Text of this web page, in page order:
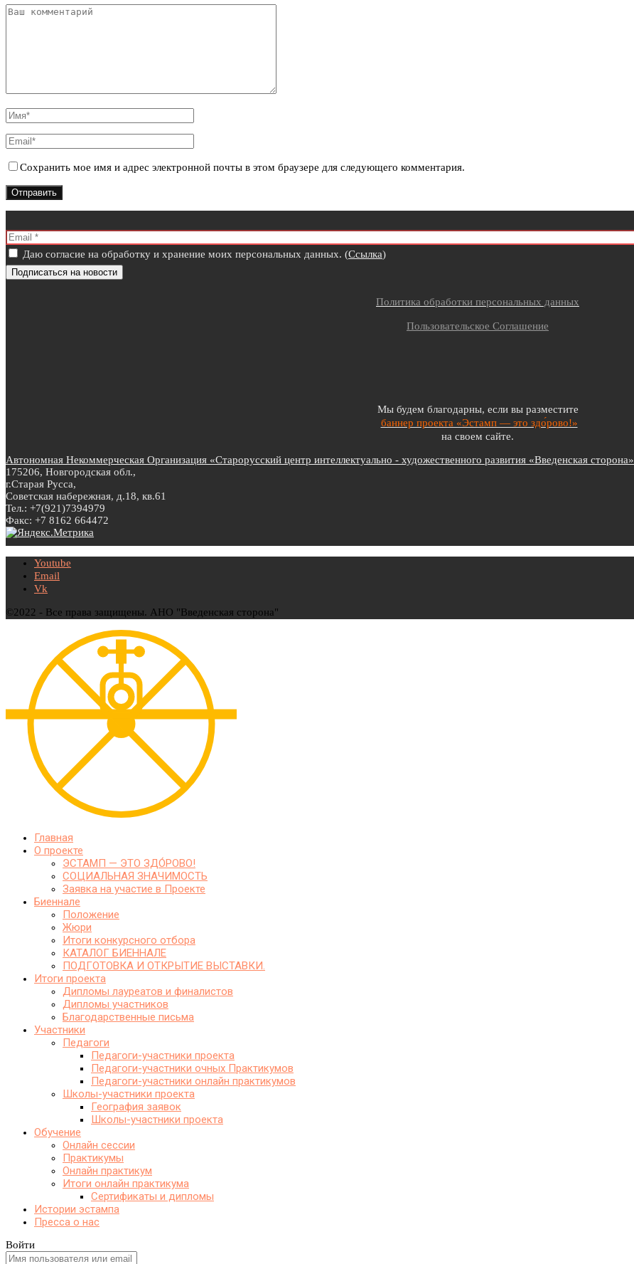
Сохранить мое имя и адрес электронной почты в этом браузере для следующего комментария.
Даю согласие на обработку и хранение моих персональных данных. (Ссылка)
Политика обработки персональных данных
Пользовательское Соглашение
Мы будем благодарны, если вы разместите
баннер проекта «Эстамп — это здо́рово!»
на своем сайте.
Автономная Некоммерческая Организация «Старорусский центр интеллектуально - художественного развития «Введенская сторона»
175206, Новгородская обл.,
г.Старая Русса,
Советская набережная, д.18, кв.61
Тел.: +7(921)7394979
Факс: +7 8162 664472
Youtube
Email
Vk
©2022 - Все права защищены. АНО "Введенская сторона"
Главная
О проекте
ЭСТАМП — ЭТО ЗДО́РОВО!
СОЦИАЛЬНАЯ ЗНАЧИМОСТЬ
Заявка на участие в Проекте
Биеннале
Положение
Жюри
Итоги конкурсного отбора
КАТАЛОГ БИЕННАЛЕ
ПОДГОТОВКА И ОТКРЫТИЕ ВЫСТАВКИ.
Итоги проекта
Дипломы лауреатов и финалистов
Дипломы участников
Благодарственные письма
Участники
Педагоги
Педагоги-участники проекта
Педагоги-участники очных Практикумов
Педагоги-участники онлайн практикумов
Школы-участники проекта
География заявок
Школы-участники проекта
Обучение
Онлайн сессии
Практикумы
Онлайн практикум
Итоги онлайн практикума
Сертификаты и дипломы
Истории эстампа
Пресса о нас
Войти